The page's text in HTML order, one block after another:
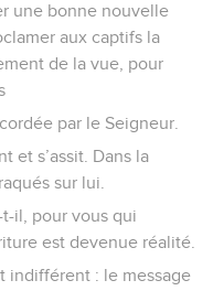
une bonne nouvelle
aux captifs la
de la vue, pour
par le Seigneur.
et s’assit. Dans la
sur lui.
il, pour vous qui
est devenue réalité.
indifférent : le message